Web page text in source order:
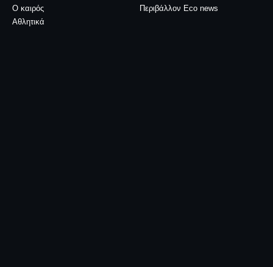
Ο καιρός
Περιβάλλον Eco news
Αθλητικά